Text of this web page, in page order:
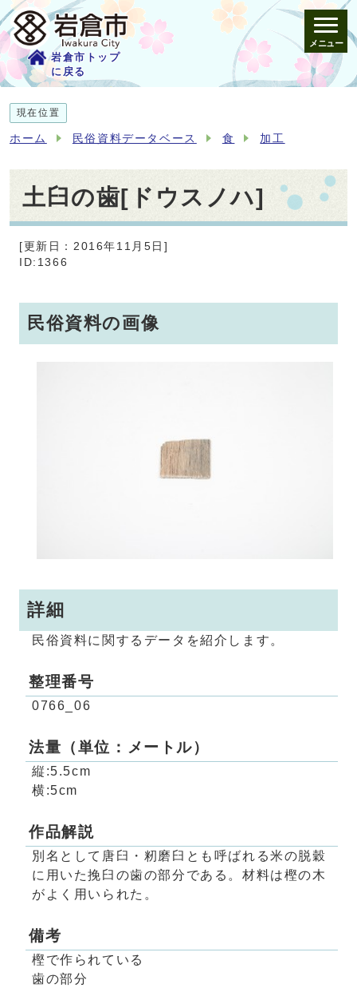
岩倉市トップ
に戻る
メニュー
現在位置
ホーム 民俗資料データベース 食 加工
土臼の歯[ドウスノハ]
[更新日：2016年11月5日]
ID:1366
民俗資料の画像
詳細
民俗資料に関するデータを紹介します。
整理番号
0766_06
法量（単位：メートル）
縦:5.5cm
横:5cm
作品解説
別名として唐臼・籾磨臼とも呼ばれる米の脱穀
に用いた挽臼の歯の部分である。材料は樫の木
がよく用いられた。
備考
樫で作られている
歯の部分